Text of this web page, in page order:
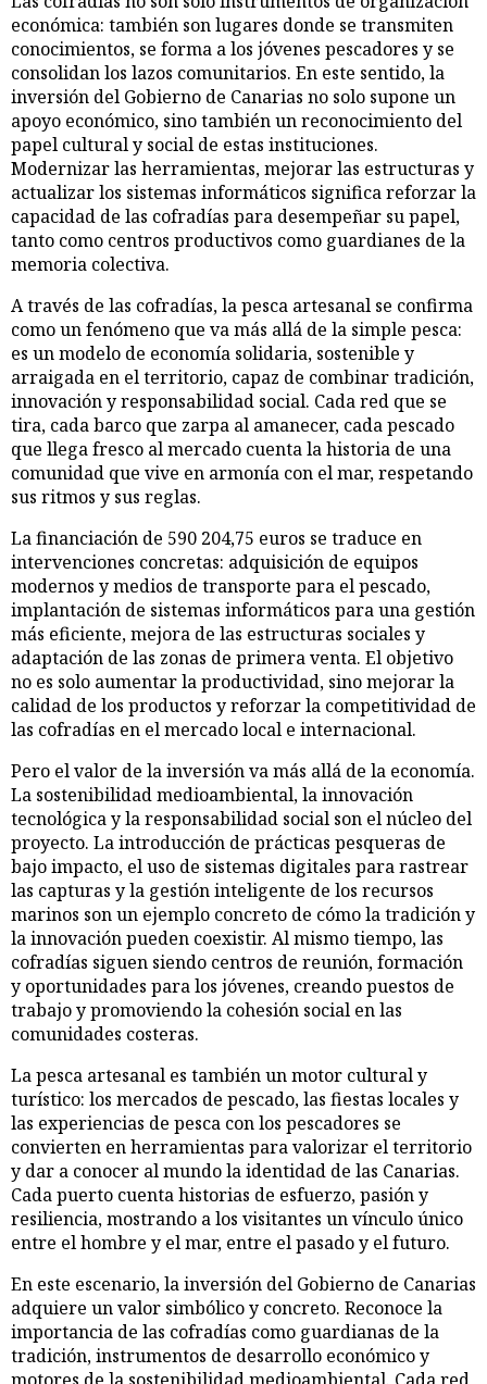
económica: también son lugares donde se transmiten
conocimientos, se forma a los jóvenes pescadores y se
consolidan los lazos comunitarios. En este sentido, la
inversión del Gobierno de Canarias no solo supone un
apoyo económico, sino también un reconocimiento del
papel cultural y social de estas instituciones.
Modernizar las herramientas, mejorar las estructuras y
actualizar los sistemas informáticos significa reforzar la
capacidad de las cofradías para desempeñar su papel,
tanto como centros productivos como guardianes de la
memoria colectiva.
A través de las cofradías, la pesca artesanal se confirma
como un fenómeno que va más allá de la simple pesca:
es un modelo de economía solidaria, sostenible y
arraigada en el territorio, capaz de combinar tradición,
innovación y responsabilidad social. Cada red que se
tira, cada barco que zarpa al amanecer, cada pescado
que llega fresco al mercado cuenta la historia de una
comunidad que vive en armonía con el mar, respetando
sus ritmos y sus reglas.
La financiación de 590 204,75 euros se traduce en
intervenciones concretas: adquisición de equipos
modernos y medios de transporte para el pescado,
implantación de sistemas informáticos para una gestión
más eficiente, mejora de las estructuras sociales y
adaptación de las zonas de primera venta. El objetivo
no es solo aumentar la productividad, sino mejorar la
calidad de los productos y reforzar la competitividad de
las cofradías en el mercado local e internacional.
Pero el valor de la inversión va más allá de la economía.
La sostenibilidad medioambiental, la innovación
tecnológica y la responsabilidad social son el núcleo del
proyecto. La introducción de prácticas pesqueras de
bajo impacto, el uso de sistemas digitales para rastrear
las capturas y la gestión inteligente de los recursos
marinos son un ejemplo concreto de cómo la tradición y
la innovación pueden coexistir. Al mismo tiempo, las
cofradías siguen siendo centros de reunión, formación
y oportunidades para los jóvenes, creando puestos de
trabajo y promoviendo la cohesión social en las
comunidades costeras.
La pesca artesanal es también un motor cultural y
turístico: los mercados de pescado, las fiestas locales y
las experiencias de pesca con los pescadores se
convierten en herramientas para valorizar el territorio
y dar a conocer al mundo la identidad de las Canarias.
Cada puerto cuenta historias de esfuerzo, pasión y
resiliencia, mostrando a los visitantes un vínculo único
entre el hombre y el mar, entre el pasado y el futuro.
En este escenario, la inversión del Gobierno de Canarias
adquiere un valor simbólico y concreto. Reconoce la
importancia de las cofradías como guardianas de la
tradición, instrumentos de desarrollo económico y
motores de la sostenibilidad medioambiental. Cada red